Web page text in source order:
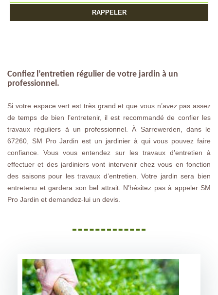
Confiez l’entretien régulier de votre jardin à un
professionnel.
Si votre espace vert est très grand et que vous n’avez pas assez
de temps de bien l’entretenir, il est recommandé de confier les
travaux réguliers à un professionnel. À Sarrewerden, dans le
67260, SM Pro Jardin est un jardinier à qui vous pouvez faire
confiance. Vous vous entendez sur les travaux d’entretien à
effectuer et des jardiniers vont intervenir chez vous en fonction
des saisons pour les travaux d’entretien. Votre jardin sera bien
entretenu et gardera son bel attrait. N’hésitez pas à appeler SM
Pro Jardin et demandez-lui un devis.